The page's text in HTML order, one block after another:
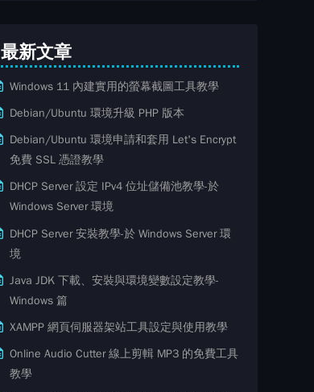
最新文章
Windows 11 內建實用的螢幕截圖工具教學
Debian/Ubuntu 環境升級 PHP 版本
Debian/Ubuntu 環境申請和套用 Let's Encrypt
免費​ SSL ​​憑證教學
DHCP Server 設定 IPv4 位址儲備池教學-於
Windows Server 環境
DHCP Server 安裝教學-於 Windows Server 環
境
Java JDK 下載、安裝與環境變數設定教學-
Windows 篇
XAMPP 網頁伺服器架站工具設定與使用教學
Online Audio Cutter 線上剪輯 MP3 的免費工具
教學